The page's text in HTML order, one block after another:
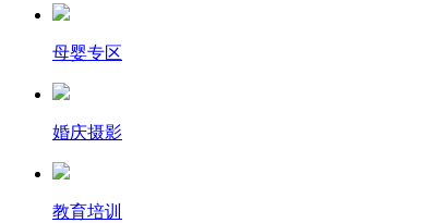
母婴专区
婚庆摄影
教育培训